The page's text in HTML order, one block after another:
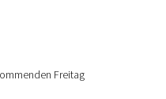
Freitag